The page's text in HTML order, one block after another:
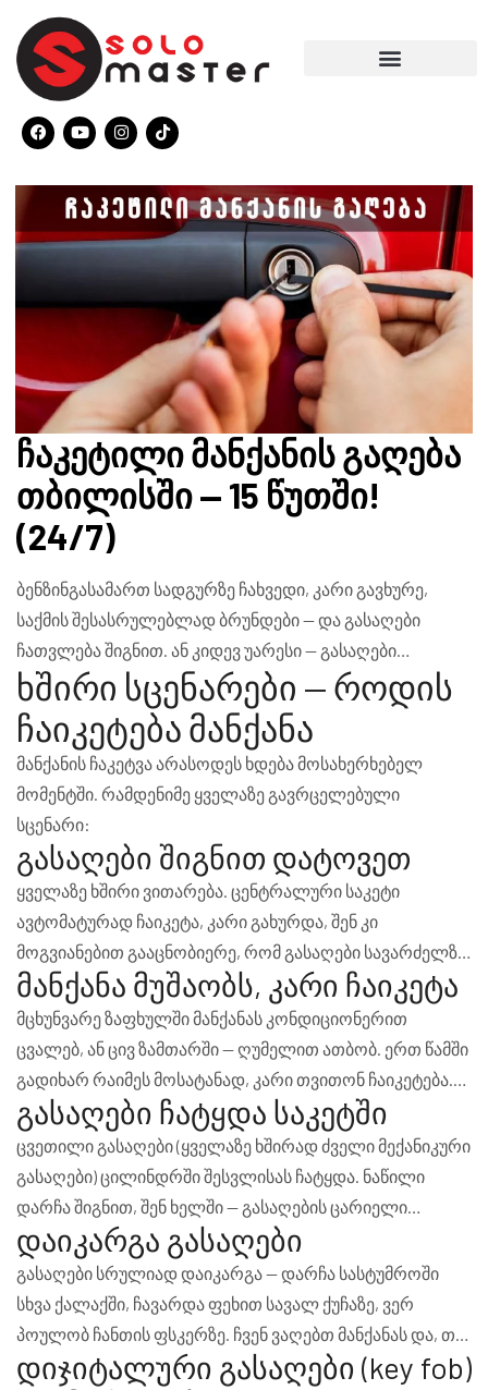
ჩაკეტილი მანქანის გაღება
თბილისში — 15 წუთში!
(24/7)
ბენზინგასამართ სადგურზე ჩახვედი, კარი გავხურე,
საქმის შესასრულებლად ბრუნდები — და გასაღები
ჩათვლება შიგნით. ან კიდევ უარესი — გასაღები
საერთოდ დაიკარგა და ხელის მისაწვდომი ასლი არ
გაქვს.
Solomaster-მა ეს ვითარება ათასობჯერ ნახა —
გვირეკავთ597 60 60 00-ზე და 15 წუთში ჩვენი მასტერი
თბილისის ნებისმიერ წერტილზე მოგწვდებათ. ვაღებთ
ნებისმიერი ბრენდის და მოდელის მანქანის კარს —
Toyota, Hyundai, Kia, BMW, Mercedes, Audi, Volkswagen,
Honda, Nissan, Ford, Lada, Lexus, Chevrolet —
დაუზიანებლად, 24 საათი დღე-ღამეში, 7 დღე კვირაში.
ხშირი სცენარები — როდის
ჩაიკეტება მანქანა
მანქანის ჩაკეტვა არასოდეს ხდება მოსახერხებელ
მომენტში. რამდენიმე ყველაზე გავრცელებული
სცენარი:
გასაღები შიგნით დატოვეთ
ყველაზე ხშირი ვითარება. ცენტრალური საკეტი
ავტომატურად ჩაიკეტა, კარი გახურდა, შენ კი
მოგვიანებით გააცნობიერე, რომ გასაღები სავარძელზე
ან კონსოლზე დარჩა. ხშირად ეს ხდება ბავშვის ბაღში
მისვლისას, საწვავის გაშვების მომენტში, ან საყიდლების
ცენტრში შესვლისას.
მანქანა მუშაობს, კარი ჩაიკეტა
მცხუნვარე ზაფხულში მანქანას კონდიციონერით
ცვალებ, ან ცივ ზამთარში — ღუმელით ათბობ. ერთ წამში
გადიხარ რაიმეს მოსატანად, კარი თვითონ ჩაიკეტება.
შედეგი — შენ გარეთ, მანქანა ჩართული, ბენზინი იწვის.
ეს ის შემთხვევაა, როცა სწრაფი რეაგირება
მნიშვნელოვანია.
გასაღები ჩატყდა საკეტში
ცვეთილი გასაღები (ყველაზე ხშირად ძველი მექანიკური
გასაღები) ცილინდრში შესვლისას ჩატყდა. ნაწილი
დარჩა შიგნით, შენ ხელში — გასაღების ცარიელი
ნახევარი. ნუ ცადეთ თვითონ ამოღება — სპეციალური
ხელსაწყოებით ეს უფრო სწრაფად კეთდება და
ცილინდრიც უვნებელი რჩება.
დაიკარგა გასაღები
გასაღები სრულიად დაიკარგა — დარჩა სასტუმროში
სხვა ქალაქში, ჩავარდა ფეხით სავალ ქუჩაზე, ვერ
პოულობ ჩანთის ფსკერზე. ჩვენ ვაღებთ მანქანას და, თუ
საჭიროა, ვცვლით ცილინდრს უსაფრთხოების მიზნით.
დიჯიტალური გასაღები (key fob)